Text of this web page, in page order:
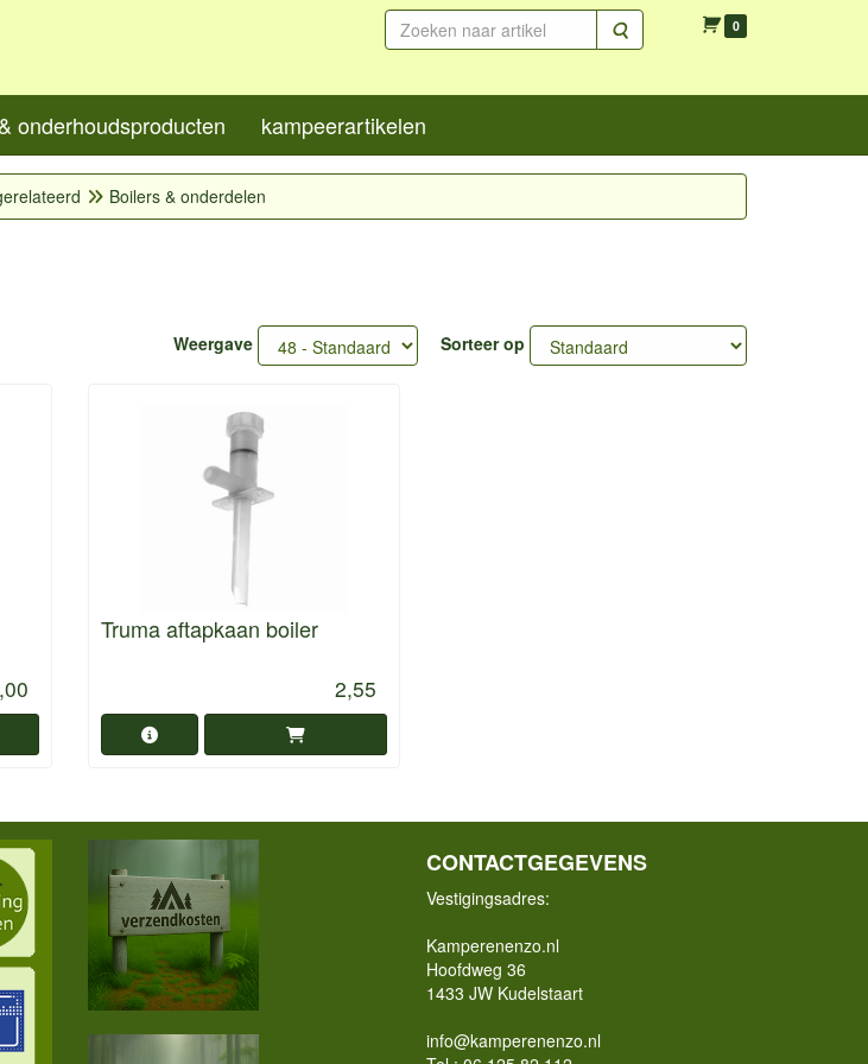
Zoeken 0
onderhoudsproducten kampeerartikelen
Boilers & onderdelen
Weergave Sorteer op
Truma aftapkaan boiler
2,55
CONTACTGEGEVENS
Vestigingsadres:
Kamperenenzo.nl
Hoofdweg 36
1433 JW Kudelstaart
info@kamperenenzo.nl